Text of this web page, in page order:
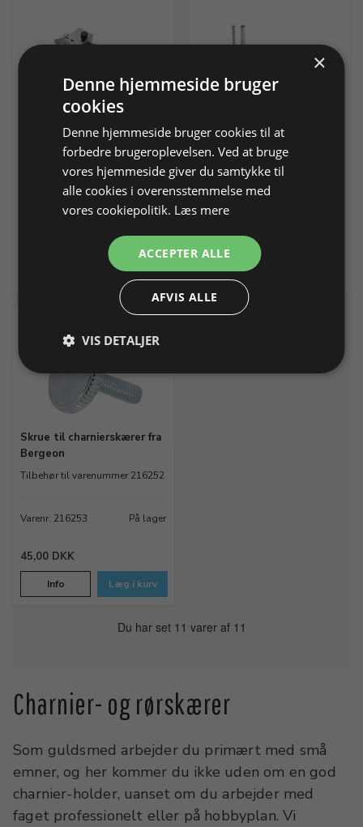
Charnierskærer med
håndtag
Varenr. 216251 På lager
Læg i kurv
Charnierskærer med
håndtag
Med millimetermål
Varenr. 216252
2.395,00 DKK
Info
Skrue til charnierskærer fra
Bergeon
Tilbehør til varenummer 216252
Varenr. 216253 På lager
45,00 DKK
Info Læg i kurv
Du har set 11 varer af 11
Charnier- og rørskærer
Som guldsmed arbejder du primært med små
emner, og her kommer du ikke uden om en god
charnier-holder, uanset om du arbejder med
faget professionelt eller på hobbyplan. Vi
×
Denne hjemmeside bruger
cookies
Denne hjemmeside bruger cookies til at
forbedre brugeroplevelsen. Ved at bruge
vores hjemmeside giver du samtykke til
alle cookies i overensstemmelse med
vores cookiepolitik. Læs mere
ACCEPTER ALLE
AFVIS ALLE
VIS DETALJER